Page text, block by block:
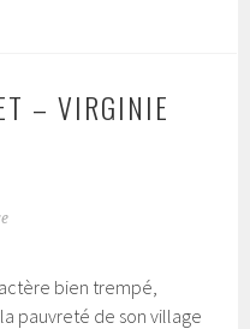
– VIRGINIE
bien trempé,
pauvreté de son village